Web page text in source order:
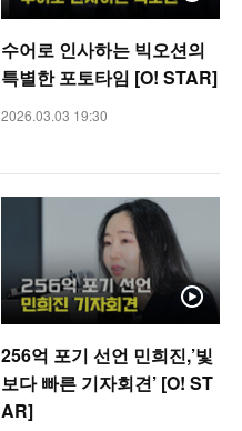
수어로 인사하는 빅오션의
특별한 포토타임 [O! STAR]
2026.03.03 19:30
256억 포기 선언 민희진,’빛
보다 빠른 기자회견’ [O! ST
AR]